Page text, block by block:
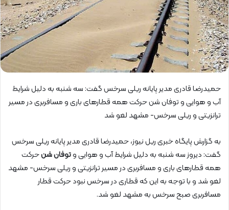
حمیدرضا قادری مدیر پایانه ریلی سرخس گفت: سه شنبه به دلیل شرایط
آب و هوایی و توفان شن حرکت همه قطارهای باری و مسافربری در مسیر
ترانزیتی و ریلی سرخس- مشهد لغو شد
به گزارش پایگاه خبری ریل نیوز، حمیدرضا قادری مدیر پایانه ریلی سرخس
گفت: دیروز سه شنبه به دلیل شرایط آب و هوایی وتوفان شنحرکت
همه قطارهای باری و مسافربری در مسیر ترانزیتی و ریلی سرخس- مشهد
لغو شد و با توجه به این که قطاری در سرخس نبود حرکت قطار
مسافربری صبح سرخس به مشهد لغو شد.